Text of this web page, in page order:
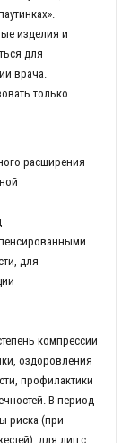
изделия и
для
врача.
только
расширения
для
компрессии
оздоровления
профилактики
В период
риска (при
для лиц с